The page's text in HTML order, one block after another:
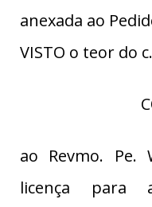
anexada ao
VISTO o teor do
ao Revmo. Pe.
licença para